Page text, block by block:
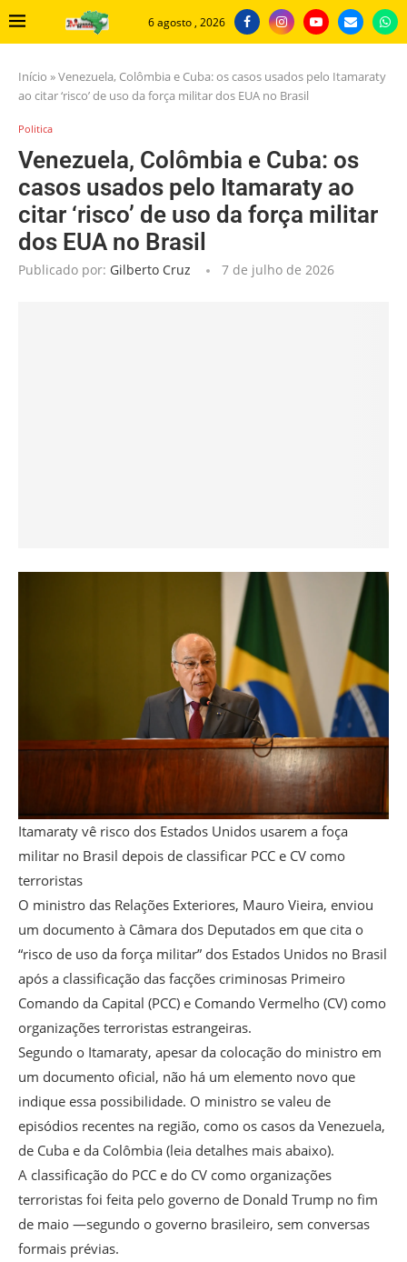
6 agosto , 2026
Início »Venezuela, Colômbia e Cuba: os casos usados pelo Itamaraty
ao citar ‘risco’ de uso da força militar dos EUA no Brasil
Politica
Venezuela, Colômbia e Cuba: os
casos usados pelo Itamaraty ao
citar ‘risco’ de uso da força militar
dos EUA no Brasil
Publicado por: Gilberto Cruz 7 de julho de 2026
Itamaraty vê risco dos Estados Unidos usarem a foça
militar no Brasil depois de classificar PCC e CV como
terroristas
O ministro das Relações Exteriores, Mauro Vieira, enviou
um documento à Câmara dos Deputados em que cita o
“risco de uso da força militar” dos Estados Unidos no Brasil
após a classificação das facções criminosas Primeiro
Comando da Capital (PCC) e Comando Vermelho (CV) como
organizações terroristas estrangeiras.
Segundo o Itamaraty, apesar da colocação do ministro em
um documento oficial, não há um elemento novo que
indique essa possibilidade. O ministro se valeu de
episódios recentes na região, como os casos da Venezuela,
de Cuba e da Colômbia (leia detalhes mais abaixo).
A classificação do PCC e do CV como organizações
terroristas foi feita pelo governo de Donald Trump no fim
de maio —segundo o governo brasileiro, sem conversas
formais prévias.